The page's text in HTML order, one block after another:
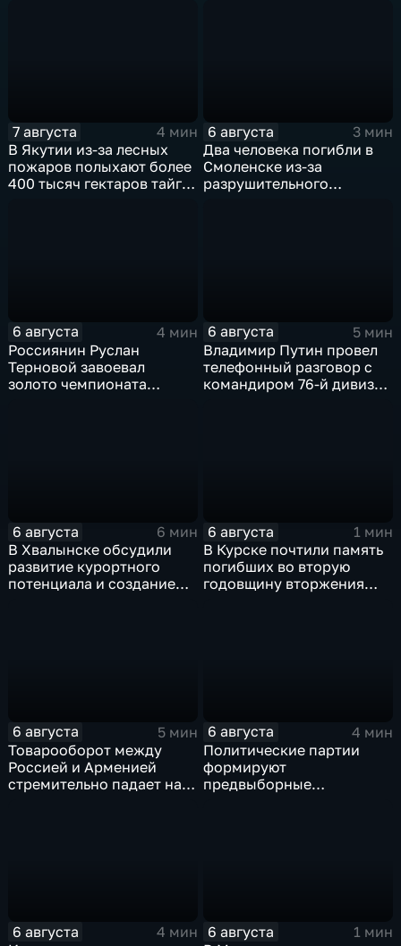
7 августа
4 мин
В Якутии из-за лесных
пожаров полыхают более
400 тысяч гектаров тайги,
6 августа
3 мин
Два человека погибли в
Смоленске из-за
разрушительного
6 августа
4 мин
Россиянин Руслан
Терновой завоевал
золото чемпионата
6 августа
5 мин
Владимир Путин провел
телефонный разговор с
командиром 76-й дивизии
6 августа
6 мин
В Хвалынске обсудили
развитие курортного
потенциала и создание
6 августа
1 мин
В Курске почтили память
погибших во вторую
годовщину вторжения
6 августа
5 мин
Товарооборот между
Россией и Арменией
стремительно падает на
6 августа
4 мин
Политические партии
формируют
предвыборные
6 августа
4 мин
6 августа
1 мин